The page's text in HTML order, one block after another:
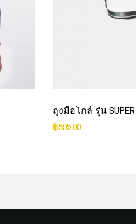
ถุงมือโกล์ รุ่น SUPER
฿595.00